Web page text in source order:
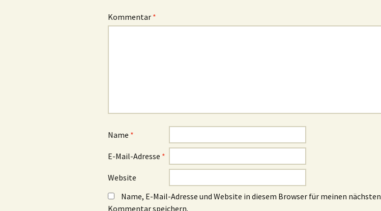
Kommentar *
Name *
E-Mail-Adresse *
Website
Name, E-Mail-Adresse und Website in diesem Browser für meinen nächsten
Kommentar speichern.